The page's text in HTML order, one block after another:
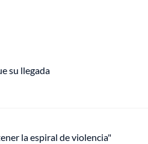
su llegada
la espiral de violencia"